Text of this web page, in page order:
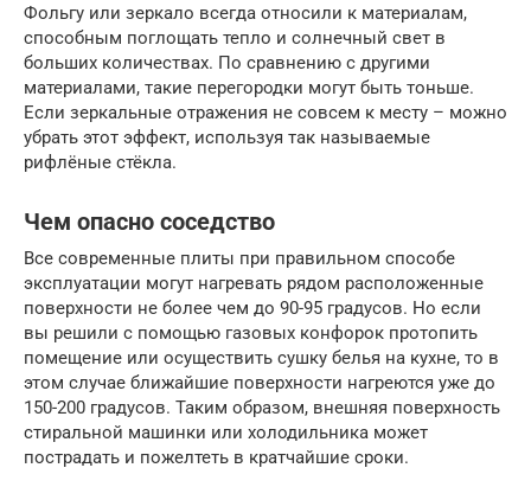
Фольгу или зеркало всегда относили к материалам,
способным поглощать тепло и солнечный свет в
больших количествах. По сравнению с другими
материалами, такие перегородки могут быть тоньше.
Если зеркальные отражения не совсем к месту – можно
убрать этот эффект, используя так называемые
рифлёные стёкла.
Чем опасно соседство
Все современные плиты при правильном способе
эксплуатации могут нагревать рядом расположенные
поверхности не более чем до 90-95 градусов. Но если
вы решили с помощью газовых конфорок протопить
помещение или осуществить сушку белья на кухне, то в
этом случае ближайшие поверхности нагреются уже до
150-200 градусов. Таким образом, внешняя поверхность
стиральной машинки или холодильника может
пострадать и пожелтеть в кратчайшие сроки.